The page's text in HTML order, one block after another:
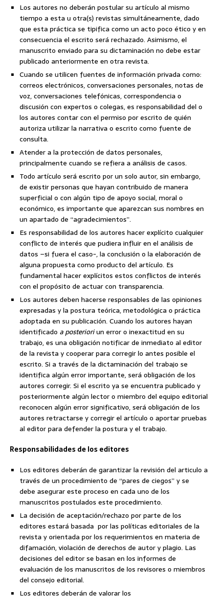
Los autores no deberán postular su artículo al mismo
tiempo a esta u otra(s) revistas simultáneamente, dado
que esta práctica se tipifica como un acto poco ético y en
consecuencia el escrito será rechazado. Asimismo, el
manuscrito enviado para su dictaminación no debe estar
publicado anteriormente en otra revista.
Cuando se utilicen fuentes de información privada como:
correos electrónicos, conversaciones personales, notas de
voz, conversaciones telefónicas, correspondencia o
discusión con expertos o colegas, es responsabilidad del o
los autores contar con el permiso por escrito de quién
autoriza utilizar la narrativa o escrito como fuente de
consulta.
Atender a la protección de datos personales,
principalmente cuando se refiera a análisis de casos.
Todo artículo será escrito por un solo autor, sin embargo,
de existir personas que hayan contribuido de manera
superficial o con algún tipo de apoyo social, moral o
económico, es importante que aparezcan sus nombres en
un apartado de “agradecimientos”.
Es responsabilidad de los autores hacer explícito cualquier
conflicto de interés que pudiera influir en el análisis de
datos –si fuera el caso-, la conclusión o la elaboración de
alguna propuesta como producto del artículo. Es
fundamental hacer explícitos estos conflictos de interés
con el propósito de actuar con transparencia.
Los autores deben hacerse responsables de las opiniones
expresadas y la postura teórica, metodológica o práctica
adoptada en su publicación. Cuando los autores hayan
identificado a posterioriun error o inexactitud en su
trabajo, es una obligación notificar de inmediato al editor
de la revista y cooperar para corregir lo antes posible el
escrito. Si a través de la dictaminación del trabajo se
identifica algún error importante, será obligación de los
autores corregir. Si el escrito ya se encuentra publicado y
posteriormente algún lector o miembro del equipo editorial
reconocen algún error significativo, será obligación de los
autores retractarse y corregir el artículo o aportar pruebas
al editor para defender la postura y el trabajo.
Responsabilidades de los editores
Los editores deberán de garantizar la revisión del articulo a
través de un procedimiento de “pares de ciegos” y se
debe asegurar este proceso en cada uno de los
manuscritos postulados este procedimiento.
La decisión de aceptación/rechazo por parte de los
editores estará basada por las políticas editoriales de la
revista y orientada por los requerimientos en materia de
difamación, violación de derechos de autor y plagio. Las
decisiones del editor se basan en los informes de
evaluación de los manuscritos de los revisores o miembros
del consejo editorial.
Los editores deberán de valorar los